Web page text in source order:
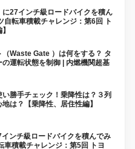
に27インチ級ロードバイクを積ん
自転車積載チャレンジ：第6回 ト
（Waste Gate ）は何をする？ タ
の運転状態を制御 | 内燃機関超基
勝手チェック！乗降性は？３列
は？【乗降性、居住性編】
インチ級ロードバイクを積んでみ
車積載チャレンジ：第5回 トヨ